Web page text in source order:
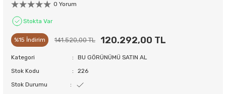
0 Yorum
Stokta Var
%15 İndirim 141.520,00 TL 120.292,00 TL
Kategori
BU GÖRÜNÜMÜ SATIN AL
Stok Kodu
226
Stok Durumu